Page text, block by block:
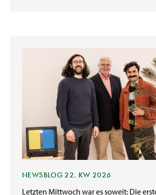
NEWSBLOG 22. KW 2026
Letzten Mittwoch war es soweit: Die